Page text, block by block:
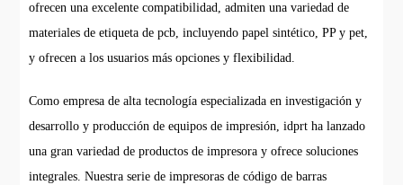
ofrecen una excelente compatibilidad, admiten una variedad de
materiales de etiqueta de pcb, incluyendo papel sintético, PP y pet,
y ofrecen a los usuarios más opciones y flexibilidad.
Como empresa de alta tecnología especializada en investigación y
desarrollo y producción de equipos de impresión, idprt ha lanzado
una gran variedad de productos de impresora y ofrece soluciones
integrales. Nuestra serie de impresoras de código de barras